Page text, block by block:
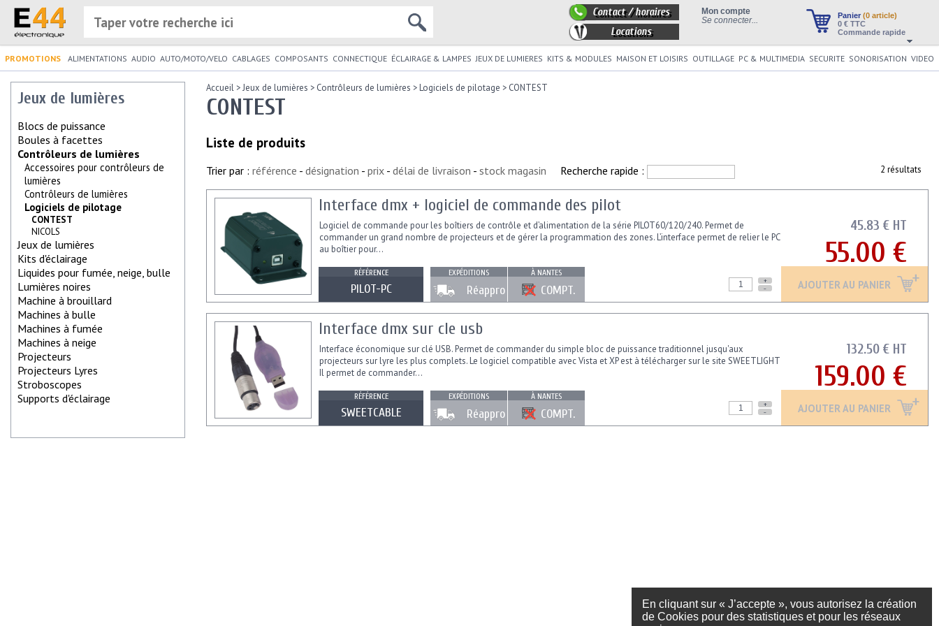
En cliquant sur « J’accepte », vous autorisez la création
de Cookies pour des statistiques et pour les réseaux
Panier (0 article)
0 € TTC
Commande rapide
Mon compte
Se connecter...
Contact / horaires
Locations
PROMOTIONS ALIMENTATIONS AUDIO AUTO/MOTO/VELO CABLAGES COMPOSANTS CONNECTIQUE ÉCLAIRAGE & LAMPES JEUX DE LUMIERES KITS & MODULES MAISON ET LOISIRS OUTILLAGE PC & MULTIMEDIA SECURITE SONORISATION VIDEO
Jeux de lumières
Blocs de puissance
Boules à facettes
Contrôleurs de lumières
Accessoires pour contrôleurs de
lumières
Contrôleurs de lumières
Logiciels de pilotage
CONTEST
NICOLS
Jeux de lumières
Kits d'éclairage
Liquides pour fumée, neige, bulle
Lumières noires
Machine à brouillard
Machines à bulle
Machines à fumée
Machines à neige
Projecteurs
Projecteurs Lyres
Stroboscopes
Supports d'éclairage
Accueil >Jeux de lumières > Contrôleurs de lumières >Logiciels de pilotage > CONTEST
CONTEST
Liste de produits
2 résultats
Trier par : référence - désignation - prix - délai de livraison - stock magasin Recherche rapide :
45.83 € HT
55.00 €
AJOUTER AU PANIER
Interface dmx + logiciel de commande des pilot
Logiciel de commande pour les boîtiers de contrôle et d’alimentation de la série PILOT60/120/240. Permet de
commander un grand nombre de projecteurs et de gérer la programmation des zones. L’interface permet de relier le PC
au boîtier pour...
RÉFÉRENCE
PILOT-PC
EXPÉDITIONS
Réappro
À NANTES
COMPT.
+
-
132.50 € HT
159.00 €
AJOUTER AU PANIER
Interface dmx sur cle usb
Interface économique sur clé USB. Permet de commander du simple bloc de puissance traditionnel jusqu'aux
projecteurs sur lyre les plus complets. Le logiciel compatible avec Vista et XP est à télécharger sur le site SWEETLIGHT
Il permet de commander...
RÉFÉRENCE
SWEETCABLE
EXPÉDITIONS
Réappro
À NANTES
COMPT.
+
-